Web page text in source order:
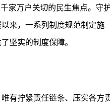
家万户关切的民生焦点。守
来，一系列制度规范制定施
坚实的制度保障。
有拧紧责任链条、压实各方